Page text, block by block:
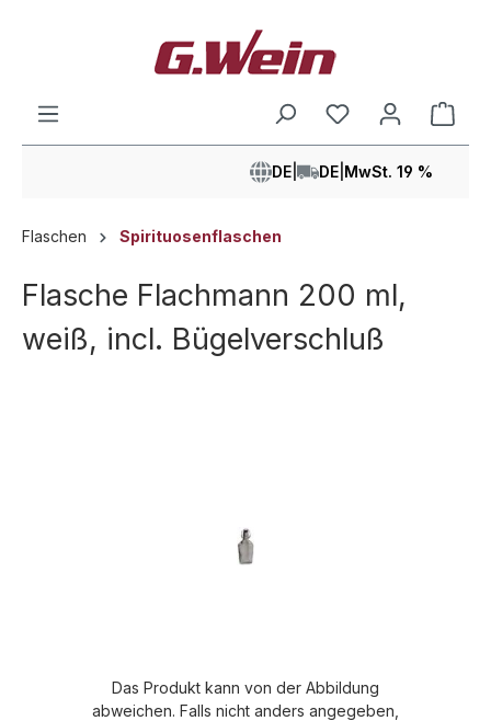
DE DE MwSt. 19 %
Flaschen Spirituosenflaschen
Flasche Flachmann 200 ml,
weiß, incl. Bügelverschluß
Das Produkt kann von der Abbildung
abweichen. Falls nicht anders angegeben,